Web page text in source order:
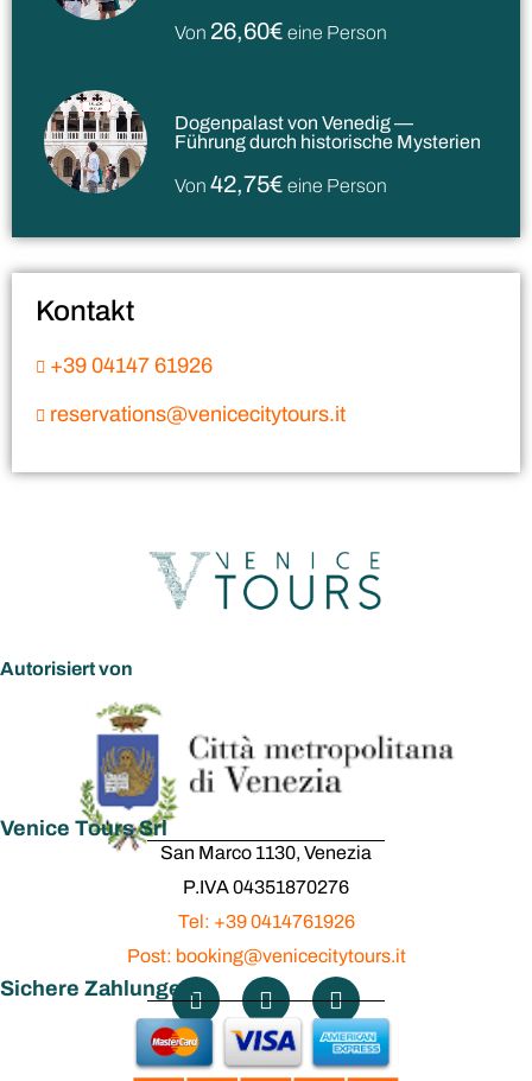
Von 26,60€ eine Person
Dogenpalast von Venedig —
Führung durch historische Mysterien
Von42,75€ eine Person
Kontakt
+39 04147 61926
reservations@venicecitytours.it
Autorisiert von
Venice Tours Srl
San Marco 1130, Venezia
P.IVA 04351870276
Tel: +39 0414761926
Post: booking@venicecitytours.it
Sichere Zahlungen